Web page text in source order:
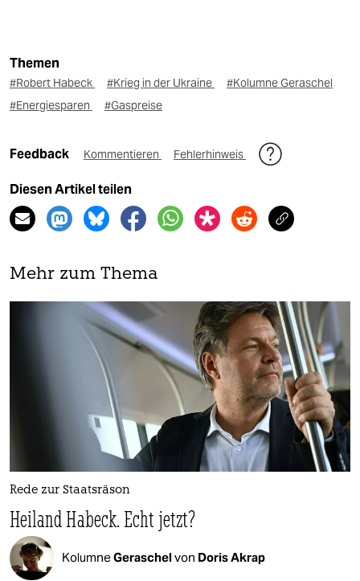
Themen
#Robert Habeck #Krieg in der Ukraine
#Kolumne Geraschel
#Energiesparen
#Gaspreise
Feedback Kommentieren Fehlerhinweis
Diesen Artikel teilen
Mehr zum Thema
Rede zur Staatsräson
Heiland Habeck. Echt jetzt?
KolumneGeraschelvon Doris Akrap